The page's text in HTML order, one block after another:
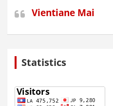
Vientiane Mai
Statistics